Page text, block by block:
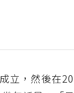
立，然後在